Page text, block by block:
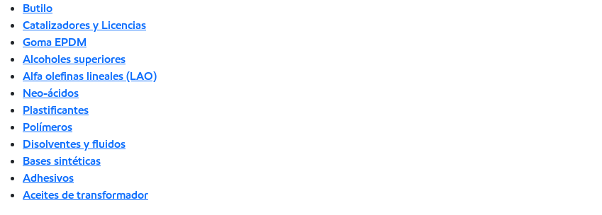
Butilo
Catalizadores y Licencias
Goma EPDM
Alcoholes superiores
Alfa olefinas lineales (LAO)
Neo-ácidos
Plastificantes
Polímeros
Disolventes y fluidos
Bases sintéticas
Adhesivos
Aceites de transformador